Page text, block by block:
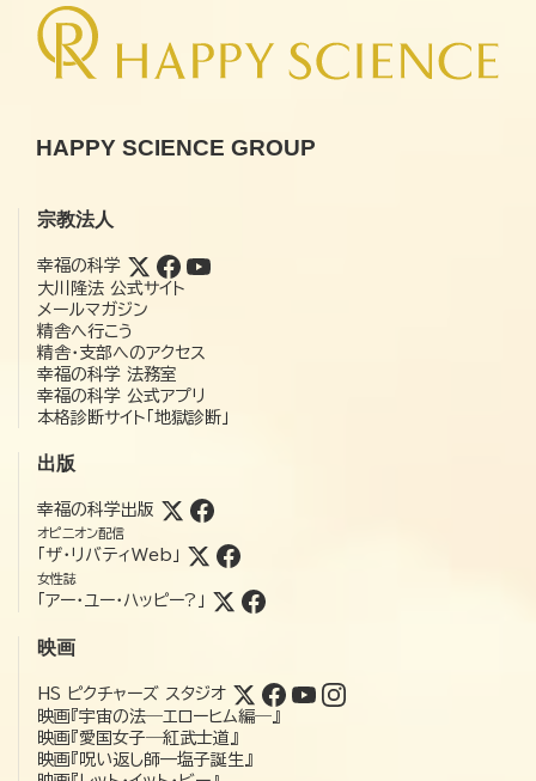
HAPPY SCIENCE GROUP
宗教法人
幸福の科学
大川隆法 公式サイト
メールマガジン
精舎へ行こう
精舎・支部へのアクセス
幸福の科学 法務室
幸福の科学 公式アプリ
本格診断サイト「地獄診断」
出版
幸福の科学出版
オピニオン配信
「ザ・リバティWeb」
女性誌
「アー・ユー・ハッピー?」
映画
HS ピクチャーズ スタジオ
映画『宇宙の法―エローヒム編―』
映画『愛国女子―紅武士道』
映画『呪い返し師—塩子誕生』